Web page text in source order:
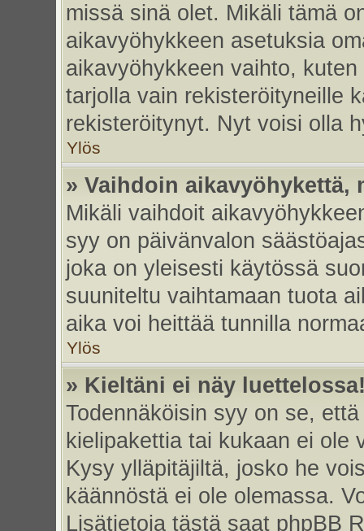
missä sinä olet. Mikäli tämä
aikavyöhykkeen asetuksia
aikavyöhykkeen vaihto,
tarjolla vain rekisteröityneille
rekisteröitynyt. Nyt voisi olla
Ylös
» Vaihdoin
Mikäli vaihdoit
syy on päivänvalon
joka on yleisesti käytössä
suuniteltu vaihtamaan tuota
aika voi heittää tunnilla
Ylös
» Kieltäni ei näy
Todennäköisin syy on se,
kielipakettia tai kukaan ei ole
Kysy ylläpitäjiltä, josko he
käännöstä ei ole olemassa.
Lisätietoja tästä saat phpBB